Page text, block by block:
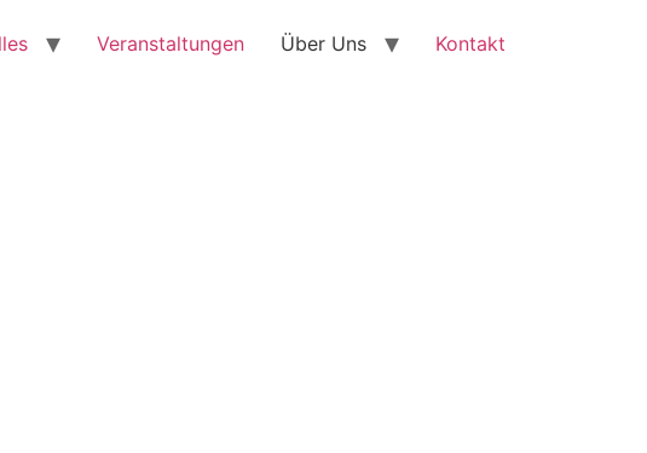
Veranstaltungen Über Uns Kontakt